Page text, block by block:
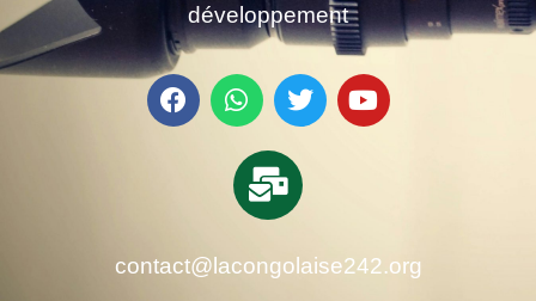
développement
contact@lacongolaise242.org